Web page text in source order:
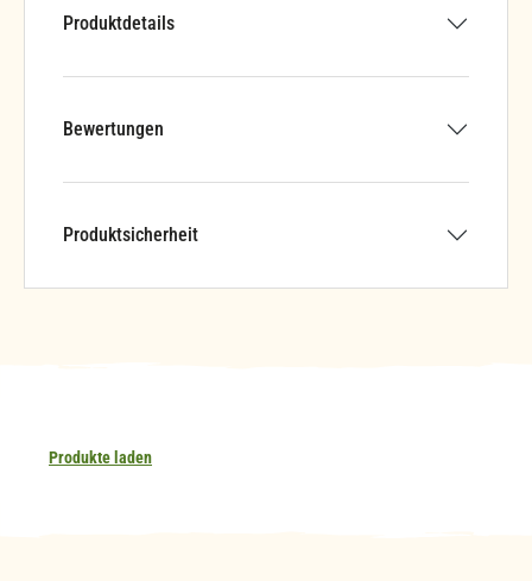
Produktdetails
Bewertungen
Produktsicherheit
Produkte laden